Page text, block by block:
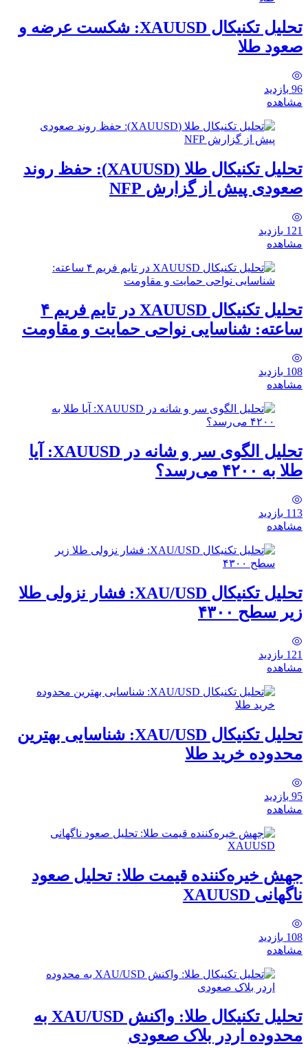
تحلیل تکنیکال XAUUSD: شکست عرضه و
صعود طلا
96 بازدید
مشاهده
تحلیل تکنیکال طلا (XAUUSD): حفظ روند
صعودی پیش از گزارش NFP
121 بازدید
مشاهده
تحلیل تکنیکال XAUUSD در تایم فریم ۴
ساعته: شناسایی نواحی حمایت و مقاومت
108 بازدید
مشاهده
تحلیل الگوی سر و شانه در XAUUSD: آیا
طلا به ۴۲۰۰ می‌رسد؟
113 بازدید
مشاهده
تحلیل تکنیکال XAU/USD: فشار نزولی طلا
زیر سطح ۴۳۰۰
121 بازدید
مشاهده
تحلیل تکنیکال XAU/USD: شناسایی بهترین
محدوده خرید طلا
95 بازدید
مشاهده
جهش خیره‌کننده قیمت طلا: تحلیل صعود
ناگهانی XAUUSD
108 بازدید
مشاهده
تحلیل تکنیکال طلا: واکنش XAU/USD به
محدوده اردر بلاک صعودی